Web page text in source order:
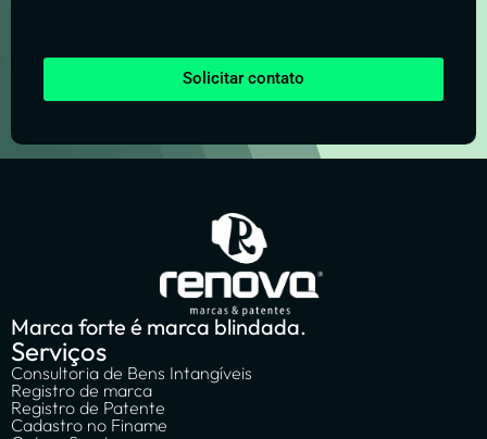
Solicitar contato
Marca forte é marca blindada.
Serviços
Consultoria de Bens Intangíveis
Registro de marca
Registro de Patente
Cadastro no Finame